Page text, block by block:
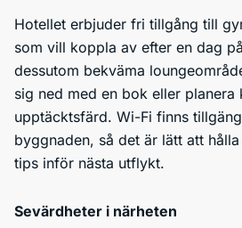
Hotellet erbjuder fri tillgång till
som vill koppla av efter en dag
dessutom bekväma
sig ned med en bok eller planera
upptäcktsfärd. Wi-Fi finns
byggnaden, så det är lätt att
tips inför nästa utflykt.
Sevärdheter i närheten